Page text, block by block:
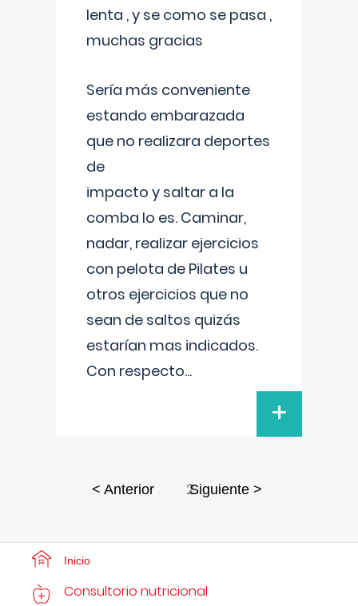
lenta , y se como se pasa ,
muchas gracias
Sería más conveniente
estando embarazada
que no realizara deportes
de
impacto y saltar a la
comba lo es. Caminar,
nadar, realizar ejercicios
con pelota de Pilates u
otros ejercicios que no
sean de saltos quizás
estarían mas indicados.
Con respecto...
+
< Anterior 2Siguiente >
Inicio
Consultorio nutricional